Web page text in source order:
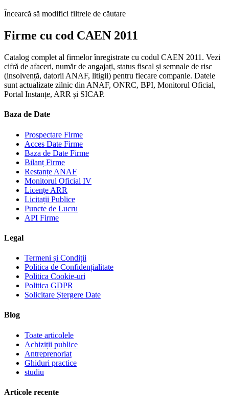
Încearcă să modifici filtrele de căutare
Firme cu cod CAEN 2011
Catalog complet al firmelor înregistrate cu codul CAEN 2011. Vezi
cifră de afaceri, număr de angajați, status fiscal și semnale de risc
(insolvență, datorii ANAF, litigii) pentru fiecare companie. Datele
sunt actualizate zilnic din ANAF, ONRC, BPI, Monitorul Oficial,
Portal Instanțe, ARR și SICAP.
Baza de Date
Prospectare Firme
Acces Date Firme
Baza de Date Firme
Bilanț Firme
Restanțe ANAF
Monitorul Oficial IV
Licențe ARR
Licitații Publice
Puncte de Lucru
API Firme
Legal
Termeni și Condiții
Politica de Confidențialitate
Politica Cookie-uri
Politica GDPR
Solicitare Ștergere Date
Blog
Toate articolele
Achiziții publice
Antreprenoriat
Ghiduri practice
studiu
Articole recente